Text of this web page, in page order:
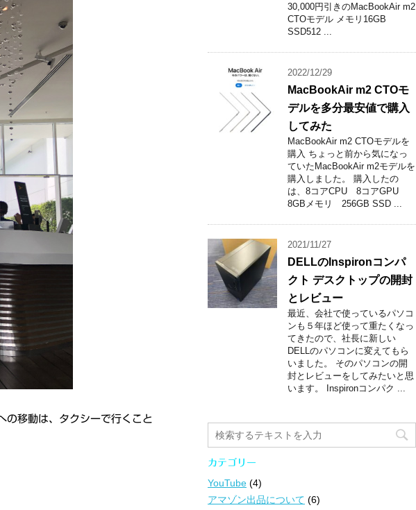
の移動は、タクシーで行くこと
30,000円引きのMacBookAir m2
CTOモデル メモリ16GB
SSD512 ...
2022/12/29
MacBookAir m2 CTOモ
デルを多分最安値で購入
してみた
MacBookAir m2 CTOモデルを
購入 ちょっと前から気になっ
ていたMacBookAir m2モデルを
購入しました。 購入したの
は、8コアCPU 8コアGPU
8GBメモリ 256GB SSD ...
2021/11/27
DELLのInspironコンパ
クト デスクトップの開封
とレビュー
最近、会社で使っているパソコ
ンも５年ほど使って重たくなっ
てきたので、社長に新しい
DELLのパソコンに変えてもら
いました。 そのパソコンの開
封とレビューをしてみたいと思
います。 Inspironコンパク ...
カテゴリー
YouTube (4)
アマゾン出品について (6)